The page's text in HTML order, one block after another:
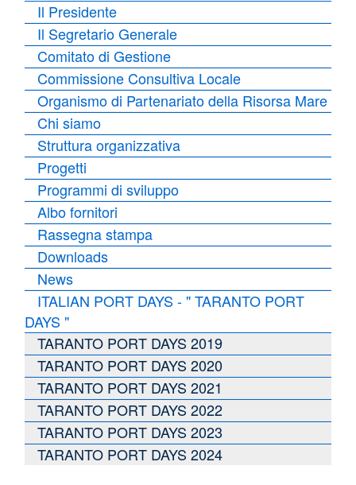
Il Presidente
Il Segretario Generale
Comitato di Gestione
Commissione Consultiva Locale
Organismo di Partenariato della Risorsa Mare
Chi siamo
Struttura organizzativa
Progetti
Programmi di sviluppo
Albo fornitori
Rassegna stampa
Downloads
News
ITALIAN PORT DAYS - " TARANTO PORT
DAYS "
TARANTO PORT DAYS 2019
TARANTO PORT DAYS 2020
TARANTO PORT DAYS 2021
TARANTO PORT DAYS 2022
TARANTO PORT DAYS 2023
TARANTO PORT DAYS 2024